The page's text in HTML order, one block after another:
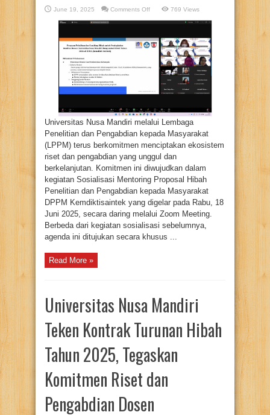
June 19, 2025 Comments Offon
Nusa
Dosen
Mentor
Hibah
2026,
Gelar
Sosialisasi
Pendampingan
Proposal
769 Views
Universitas Nusa Mandiri melalui Lembaga
Penelitian dan Pengabdian kepada Masyarakat
(LPPM) terus berkomitmen menciptakan ekosistem
riset dan pengabdian yang unggul dan
berkelanjutan. Komitmen ini diwujudkan dalam
kegiatan Sosialisasi Mentoring Proposal Hibah
Penelitian dan Pengabdian kepada Masyarakat
DPPM Kemdiktisaintek yang digelar pada Rabu, 18
Juni 2025, secara daring melalui Zoom Meeting.
Berbeda dari kegiatan sosialisasi sebelumnya,
agenda ini ditujukan secara khusus ...
Read More »
Universitas Nusa Mandiri
Teken Kontrak Turunan Hibah
Tahun 2025, Tegaskan
Komitmen Riset dan
Pengabdian Dosen